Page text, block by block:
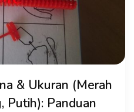
& Ukuran (Merah
Putih): Panduan